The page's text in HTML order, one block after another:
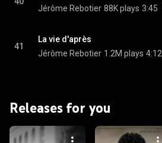
Jérôme Rebotier 88K plays 3:45
41
La vie d'après
Jérôme Rebotier 1.2M plays 4:12
Releases for you